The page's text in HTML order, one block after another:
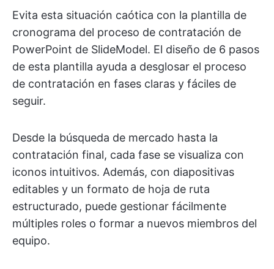
Evita esta situación caótica con la plantilla de
cronograma del proceso de contratación de
PowerPoint de SlideModel. El diseño de 6 pasos
de esta plantilla ayuda a desglosar el proceso
de contratación en fases claras y fáciles de
seguir.
Desde la búsqueda de mercado hasta la
contratación final, cada fase se visualiza con
iconos intuitivos. Además, con diapositivas
editables y un formato de hoja de ruta
estructurado, puede gestionar fácilmente
múltiples roles o formar a nuevos miembros del
equipo.